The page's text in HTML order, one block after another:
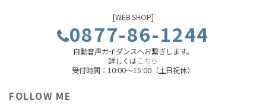
[WEB SHOP]
0877-86-1244
自動音声ガイダンスへお繋ぎします。
詳しくはこちら
受付時間：10:00～15:00（土日祝休）
FOLLOW ME